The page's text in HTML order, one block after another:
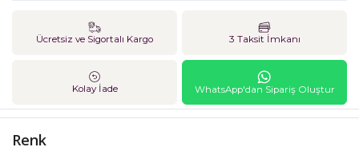
Ücretsiz ve Sigortalı Kargo 3 Taksit İmkanı
Kolay İade WhatsApp'dan Sipariş Oluştur
Renk